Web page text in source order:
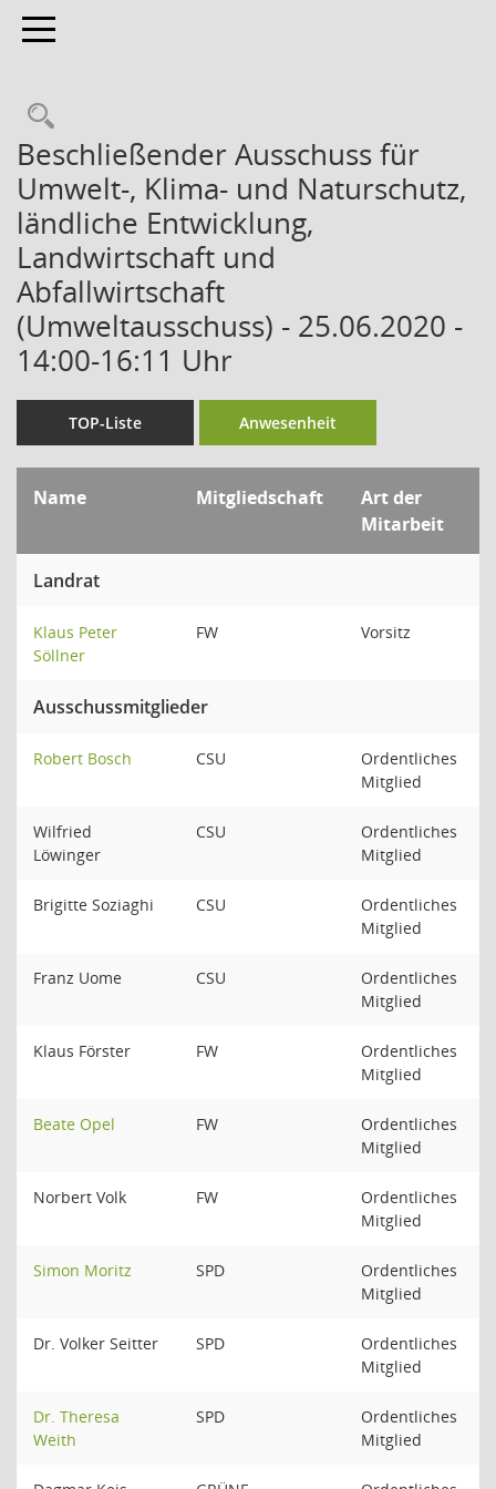
Toggle navigation
Beschließender Ausschuss für
Umwelt-, Klima- und Naturschutz,
ländliche Entwicklung,
Landwirtschaft und
Abfallwirtschaft
(Umweltausschuss) - 25.06.2020 -
14:00-16:11 Uhr
TOP-Liste Anwesenheit
Name Mitgliedschaft
Art der
Mitarbeit
Landrat
Klaus Peter
Söllner
FW Vorsitz
Ausschussmitglieder
Robert Bosch CSU
Ordentliches
Mitglied
Wilfried
Löwinger
CSU
Ordentliches
Mitglied
Brigitte Soziaghi CSU
Ordentliches
Mitglied
Franz Uome CSU
Ordentliches
Mitglied
Klaus Förster FW
Ordentliches
Mitglied
Beate Opel FW
Ordentliches
Mitglied
Norbert Volk FW
Ordentliches
Mitglied
Simon Moritz SPD
Ordentliches
Mitglied
Dr. Volker Seitter SPD
Ordentliches
Mitglied
Dr. Theresa
Weith
SPD
Ordentliches
Mitglied